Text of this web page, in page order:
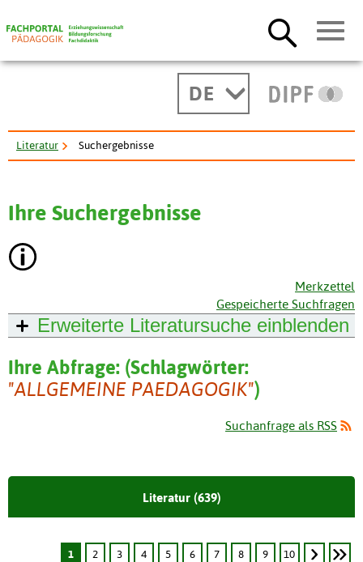
DE
Literatur Suchergebnisse
Ihre Suchergebnisse
Merkzettel
Gespeicherte Suchfragen
Erweiterte Literatursuche einblenden
Ihre Abfrage: (Schlagwörter:
"ALLGEMEINE PAEDAGOGIK")
Suchanfrage als RSS
Literatur (639)
1 2 3 4 5 6 7 8 9 10